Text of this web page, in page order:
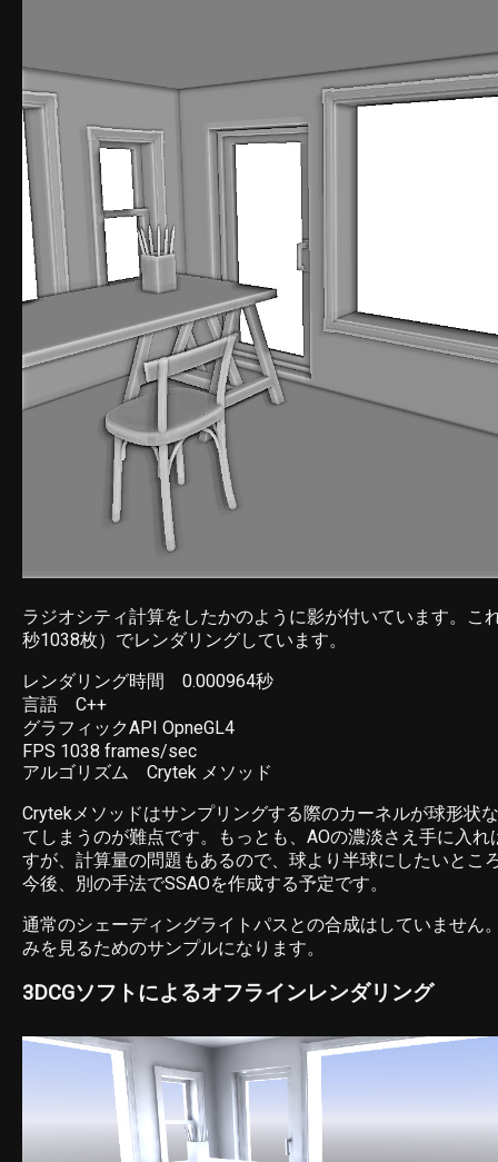
ラジオシティ計算をしたかのように影が付いています。こ
秒1038枚）でレンダリングしています。
レンダリング時間 0.000964秒
言語 C++
グラフィックAPI OpneGL4
FPS 1038 frames/sec
アルゴリズム Crytek メソッド
Crytekメソッドはサンプリングする際のカーネルが球形状
てしまうのが難点です。もっとも、AOの濃淡さえ手に入
すが、計算量の問題もあるので、球より半球にしたいとこ
今後、別の手法でSSAOを作成する予定です。
通常のシェーディングライトパスとの合成はしていません
みを見るためのサンプルになります。
3DCGソフトによるオフラインレンダリング